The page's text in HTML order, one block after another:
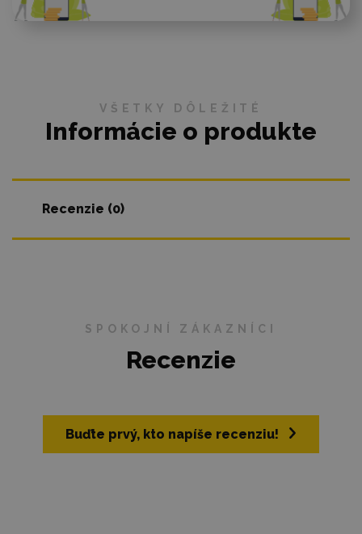
VŠETKY DÔLEŽITÉ
Informácie o produkte
Recenzie (0)
SPOKOJNÍ ZÁKAZNÍCI
Recenzie
Buďte prvý, kto napíše recenziu!